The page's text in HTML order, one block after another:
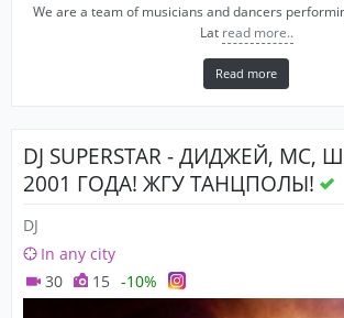
We are a team of musicians and dancers
Lat read more..
Read more
DJ SUPERSTAR - ДИДЖЕЙ,
2001 ГОДА! ЖГУ ТАНЦПОЛЫ!
DJ
In any city
30
15 -10%